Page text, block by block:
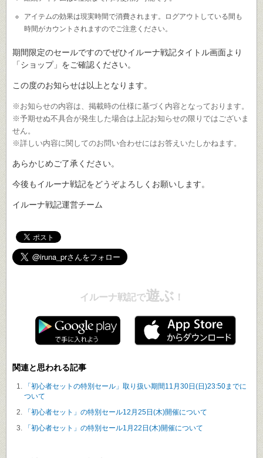
アイテムの効果は現実時間で消費されます。ログアウトしている間も
時間がカウントされますのでご注意ください。
期間限定のセールですのでぜひイルーナ戦記タイトル画面より
「ショップ」をご確認ください。
この度のお知らせは以上となります。
※お知らせの内容は、掲載時の仕様に基づく内容となっております。
※予期せぬ不具合が発生した場合は上記お知らせの限りではございま
せん。
※詳しい内容に関してのお問い合わせにはお答えいたしかねます。
あらかじめご了承ください。
今後もイルーナ戦記をどうぞよろしくお願いします。
イルーナ戦記運営チーム
イルーナ戦記で遊ぶ
関連と思われる記事
「初心者セットの特別セール」取り扱い期間11月30日(日)23:50までに
ついて
「初心者セット」の特別セール12月25日(木)開催について
「初心者セット」の特別セール1月22日(木)開催について